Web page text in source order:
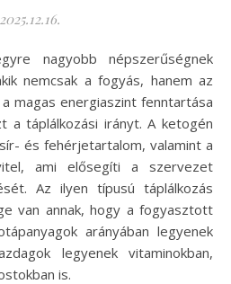
2025.12.16.
nemcsak a fogyás, hanem az
magas energiaszint fenntartása
a táplálkozási irányt. A ketogén
és fehérjetartalom, valamint a
ami elősegíti a szervezet
Az ilyen típusú táplálkozás
van annak, hogy a fogyasztott
arányában legyenek
legyenek vitaminokban,
is.